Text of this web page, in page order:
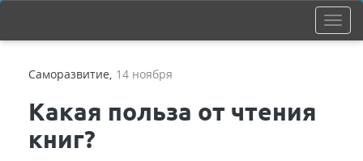
Саморазвитие, 14 ноября
Какая польза от чтения
книг?